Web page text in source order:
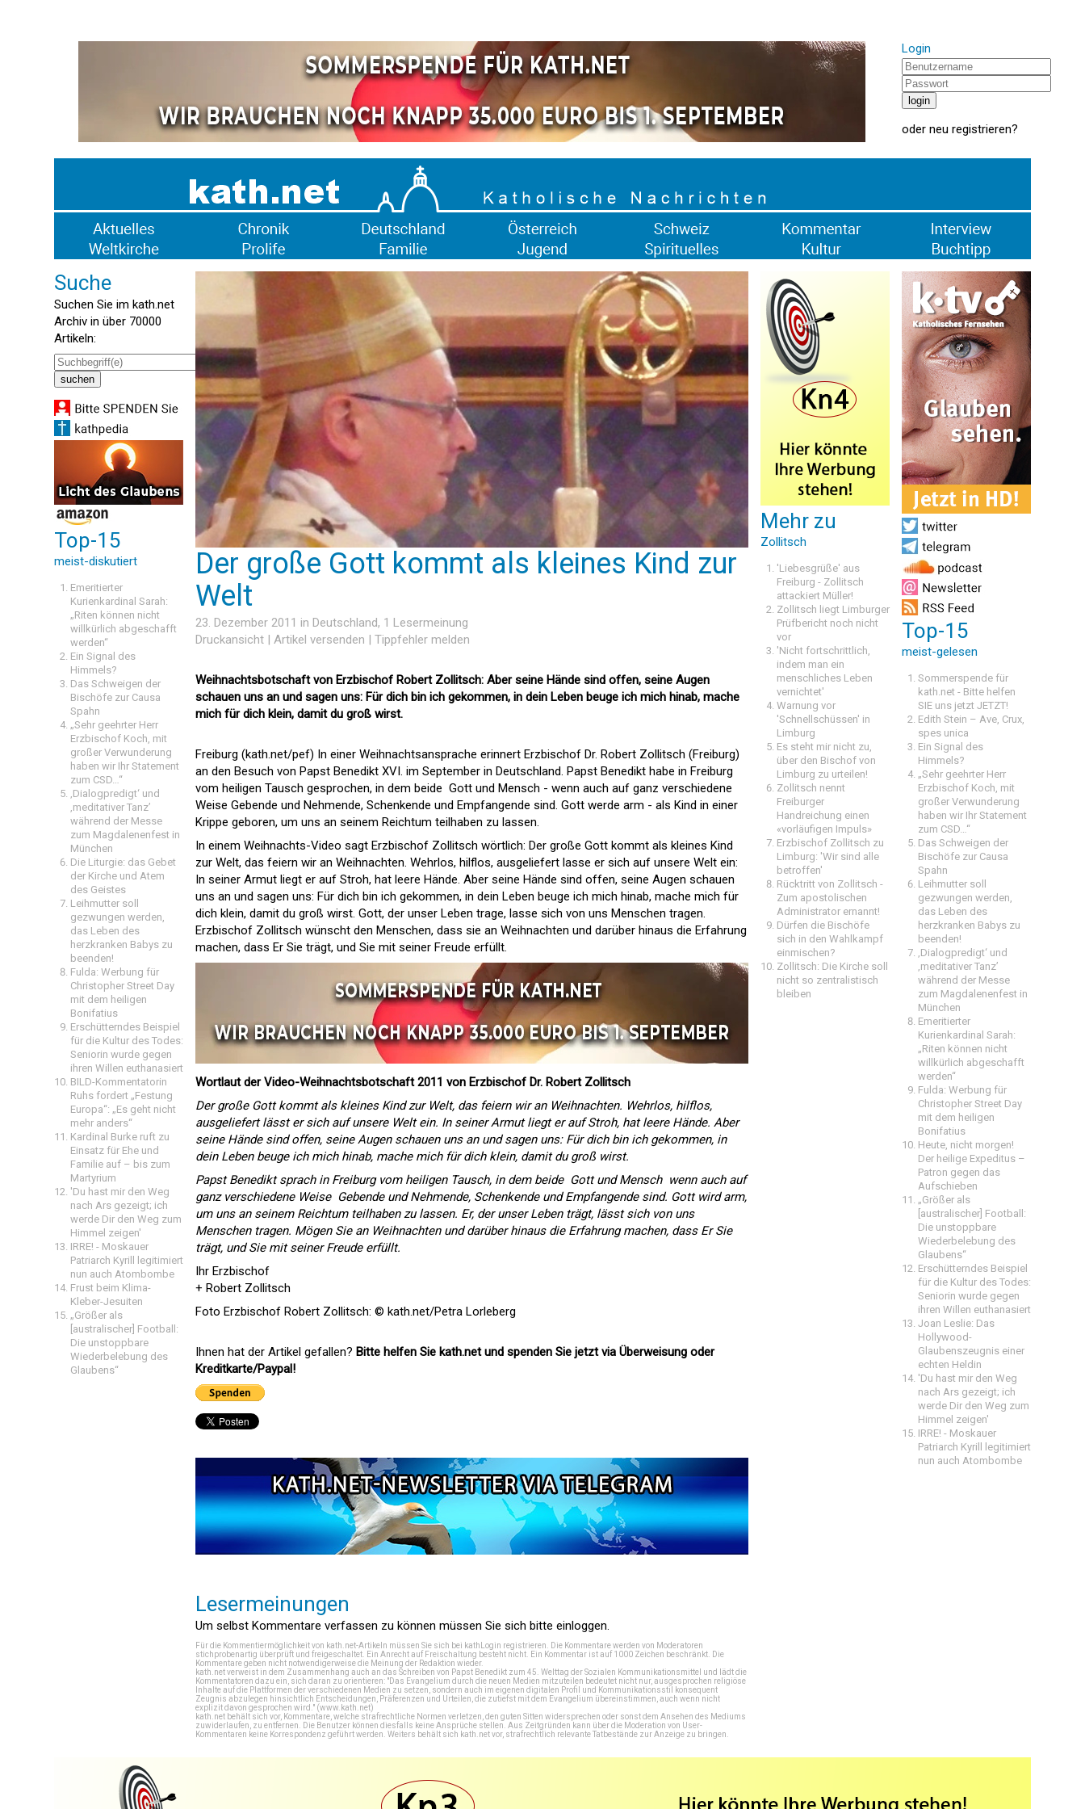
Login
oder neu registrieren?
Suche
Suchen Sie im kath.net
Archiv in über 70000
Artikeln:
Top-15
meist-diskutiert
Emeritierter
Kurienkardinal Sarah:
„Riten können nicht
willkürlich abgeschafft
werden“
Ein Signal des
Himmels?
Das Schweigen der
Bischöfe zur Causa
Spahn
„Sehr geehrter Herr
Erzbischof Koch, mit
großer Verwunderung
haben wir Ihr Statement
zum CSD…“
‚Dialogpredigt‘ und
‚meditativer Tanz’
während der Messe
zum Magdalenenfest in
München
Die Liturgie: das Gebet
der Kirche und Atem
des Geistes
Leihmutter soll
gezwungen werden,
das Leben des
herzkranken Babys zu
beenden!
Fulda: Werbung für
Christopher Street Day
mit dem heiligen
Bonifatius
Erschütterndes Beispiel
für die Kultur des Todes:
Seniorin wurde gegen
ihren Willen euthanasiert
BILD-Kommentatorin
Ruhs fordert „Festung
Europa“: „Es geht nicht
mehr anders“
Kardinal Burke ruft zu
Einsatz für Ehe und
Familie auf – bis zum
Martyrium
'Du hast mir den Weg
nach Ars gezeigt; ich
werde Dir den Weg zum
Himmel zeigen'
IRRE! - Moskauer
Patriarch Kyrill legitimiert
nun auch Atombombe
Frust beim Klima-
Kleber-Jesuiten
„Größer als
[australischer] Football:
Die unstoppbare
Wiederbelebung des
Glaubens“
Der große Gott kommt als kleines Kind zur
Welt
23. Dezember 2011 in Deutschland, 1 Lesermeinung
Druckansicht | Artikel versenden | Tippfehler melden
Weihnachtsbotschaft von Erzbischof Robert Zollitsch: Aber seine Hände sind offen, seine Augen
schauen uns an und sagen uns: Für dich bin ich gekommen, in dein Leben beuge ich mich hinab, mache
mich für dich klein, damit du groß wirst.
Freiburg (kath.net/pef) In einer Weihnachtsansprache erinnert Erzbischof Dr. Robert Zollitsch (Freiburg)
an den Besuch von Papst Benedikt XVI. im September in Deutschland. Papst Benedikt habe in Freiburg
vom heiligen Tausch gesprochen, in dem beide  Gott und Mensch - wenn auch auf ganz verschiedene
Weise Gebende und Nehmende, Schenkende und Empfangende sind. Gott werde arm - als Kind in einer
Krippe geboren, um uns an seinem Reichtum teilhaben zu lassen.
In einem Weihnachts-Video sagt Erzbischof Zollitsch wörtlich: Der große Gott kommt als kleines Kind
zur Welt, das feiern wir an Weihnachten. Wehrlos, hilflos, ausgeliefert lasse er sich auf unsere Welt ein:
In seiner Armut liegt er auf Stroh, hat leere Hände. Aber seine Hände sind offen, seine Augen schauen
uns an und sagen uns: Für dich bin ich gekommen, in dein Leben beuge ich mich hinab, mache mich für
dich klein, damit du groß wirst. Gott, der unser Leben trage, lasse sich von uns Menschen tragen.
Erzbischof Zollitsch wünscht den Menschen, dass sie an Weihnachten und darüber hinaus die Erfahrung
machen, dass Er Sie trägt, und Sie mit seiner Freude erfüllt.
Wortlaut der Video-Weihnachtsbotschaft 2011 von Erzbischof Dr. Robert Zollitsch
Der große Gott kommt als kleines Kind zur Welt, das feiern wir an Weihnachten. Wehrlos, hilflos,
ausgeliefert lässt er sich auf unsere Welt ein. In seiner Armut liegt er auf Stroh, hat leere Hände. Aber
seine Hände sind offen, seine Augen schauen uns an und sagen uns: Für dich bin ich gekommen, in
dein Leben beuge ich mich hinab, mache mich für dich klein, damit du groß wirst.
Papst Benedikt sprach in Freiburg vom heiligen Tausch, in dem beide  Gott und Mensch  wenn auch auf
ganz verschiedene Weise  Gebende und Nehmende, Schenkende und Empfangende sind. Gott wird arm,
um uns an seinem Reichtum teilhaben zu lassen. Er, der unser Leben trägt, lässt sich von uns
Menschen tragen. Mögen Sie an Weihnachten und darüber hinaus die Erfahrung machen, dass Er Sie
trägt, und Sie mit seiner Freude erfüllt.
Ihr Erzbischof
+ Robert Zollitsch
Foto Erzbischof Robert Zollitsch: © kath.net/Petra Lorleberg
Ihnen hat der Artikel gefallen? Bitte helfen Sie kath.net und spenden Sie jetzt via Überweisung oder
Kreditkarte/Paypal!
Lesermeinungen
Um selbst Kommentare verfassen zu können müssen Sie sich bitte einloggen.
Für die Kommentiermöglichkeit von kath.net-Artikeln müssen Sie sich bei kathLogin registrieren . Die Kommentare werden von Moderatoren
stichprobenartig überprüft und freigeschaltet. Ein Anrecht auf Freischaltung besteht nicht. Ein Kommentar ist auf 1000 Zeichen beschränkt. Die
Kommentare geben nicht notwendigerweise die Meinung der Redaktion wieder.
kath.net verweist in dem Zusammenhang auch an das Schreiben von Papst Benedikt zum 45. Welttag der Sozialen Kommunikationsmittel und lädt die
Kommentatoren dazu ein, sich daran zu orientieren: "Das Evangelium durch die neuen Medien mitzuteilen bedeutet nicht nur, ausgesprochen religiöse
Inhalte auf die Plattformen der verschiedenen Medien zu setzen, sondern auch im eigenen digitalen Profil und Kommunikationsstil konsequent
Zeugnis abzulegen hinsichtlich Entscheidungen, Präferenzen und Urteilen, die zutiefst mit dem Evangelium übereinstimmen, auch wenn nicht
explizit davon gesprochen wird." (www.kath.net)
kath.net behält sich vor, Kommentare, welche strafrechtliche Normen verletzen, den guten Sitten widersprechen oder sonst dem Ansehen des Mediums
zuwiderlaufen, zu entfernen. Die Benutzer können diesfalls keine Ansprüche stellen. Aus Zeitgründen kann über die Moderation von User-
Kommentaren keine Korrespondenz geführt werden. Weiters behält sich kath.net vor, strafrechtlich relevante Tatbestände zur Anzeige zu bringen.
Mehr zu
Zollitsch
'Liebesgrüße' aus
Freiburg - Zollitsch
attackiert Müller!
Zollitsch liegt Limburger
Prüfbericht noch nicht
vor
'Nicht fortschrittlich,
indem man ein
menschliches Leben
vernichtet'
Warnung vor
'Schnellschüssen' in
Limburg
Es steht mir nicht zu,
über den Bischof von
Limburg zu urteilen!
Zollitsch nennt
Freiburger
Handreichung einen
«vorläufigen Impuls»
Erzbischof Zollitsch zu
Limburg: 'Wir sind alle
betroffen'
Rücktritt von Zollitsch -
Zum apostolischen
Administrator ernannt!
Dürfen die Bischöfe
sich in den Wahlkampf
einmischen?
Zollitsch: Die Kirche soll
nicht so zentralistisch
bleiben
Top-15
meist-gelesen
Sommerspende für
kath.net - Bitte helfen
SIE uns jetzt JETZT!
Edith Stein – Ave, Crux,
spes unica
Ein Signal des
Himmels?
„Sehr geehrter Herr
Erzbischof Koch, mit
großer Verwunderung
haben wir Ihr Statement
zum CSD…“
Das Schweigen der
Bischöfe zur Causa
Spahn
Leihmutter soll
gezwungen werden,
das Leben des
herzkranken Babys zu
beenden!
‚Dialogpredigt‘ und
‚meditativer Tanz’
während der Messe
zum Magdalenenfest in
München
Emeritierter
Kurienkardinal Sarah:
„Riten können nicht
willkürlich abgeschafft
werden“
Fulda: Werbung für
Christopher Street Day
mit dem heiligen
Bonifatius
Heute, nicht morgen!
Der heilige Expeditus –
Patron gegen das
Aufschieben
„Größer als
[australischer] Football:
Die unstoppbare
Wiederbelebung des
Glaubens“
Erschütterndes Beispiel
für die Kultur des Todes:
Seniorin wurde gegen
ihren Willen euthanasiert
Joan Leslie: Das
Hollywood-
Glaubenszeugnis einer
echten Heldin
'Du hast mir den Weg
nach Ars gezeigt; ich
werde Dir den Weg zum
Himmel zeigen'
IRRE! - Moskauer
Patriarch Kyrill legitimiert
nun auch Atombombe